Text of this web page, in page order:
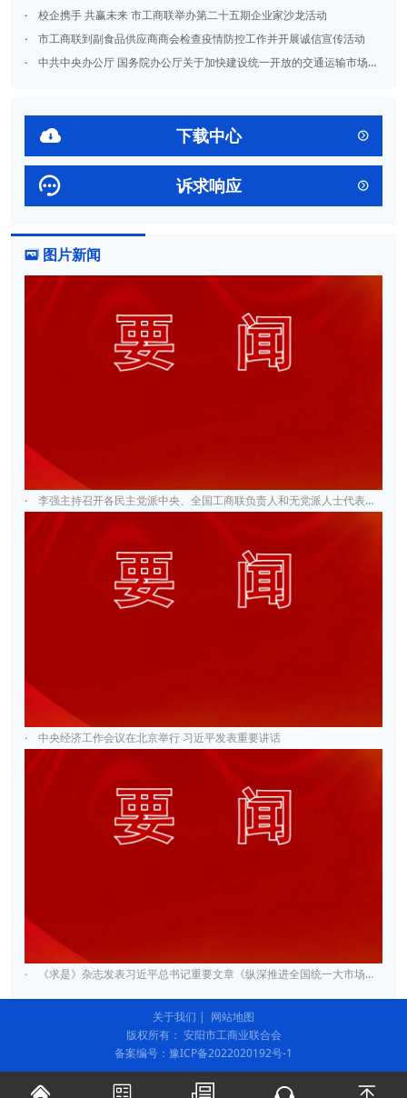
· 校企携手 共赢未来 市工商联举办第二十五期企业家沙龙活动
· 市工商联到副食品供应商商会检查疫情防控工作并开展诚信宣传活动
· 中共中央办公厅 国务院办公厅关于加快建设统一开放的交通运输市场的意见
 下载中心 
 诉求响应 
 图片新闻
· 李强主持召开各民主党派中央、全国工商联负责人和无党派人士代表座谈会
· 中央经济工作会议在北京举行 习近平发表重要讲话
· 《求是》杂志发表习近平总书记重要文章《纵深推进全国统一大市场建设》
关于我们 | 网站地图
版权所有： 安阳市工商业联合会
备案编号：豫ICP备2022020192号-1